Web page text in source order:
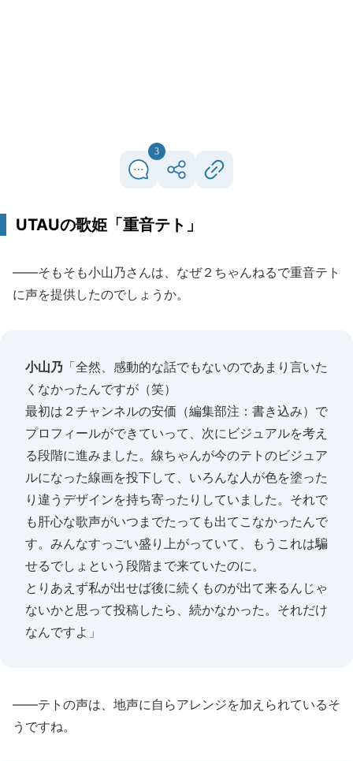
3
UTAUの歌姫「重音テト」
――そもそも小山乃さんは、なぜ２ちゃんねるで重音テト
に声を提供したのでしょうか。
小山乃 「全然、感動的な話でもないのであまり言いた
くなかったんですが（笑）
最初は２チャンネルの安価（編集部注：書き込み）で
プロフィールができていって、次にビジュアルを考え
る段階に進みました。線ちゃんが今のテトのビジュア
ルになった線画を投下して、いろんな人が色を塗った
り違うデザインを持ち寄ったりしていました。それで
も肝心な歌声がいつまでたっても出てこなかったんで
す。みんなすっごい盛り上がっていて、もうこれは騙
せるでしょという段階まで来ていたのに。
とりあえず私が出せば後に続くものが出て来るんじゃ
ないかと思って投稿したら、続かなかった。それだけ
なんですよ」
――テトの声は、地声に自らアレンジを加えられているそ
うですね。